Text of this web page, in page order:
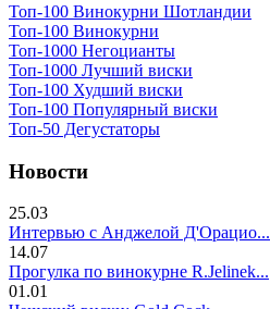
Топ-100 Винокурни Шотландии
Топ-100 Винокурни
Топ-1000 Негоцианты
Топ-1000 Лучший виски
Топ-100 Худший виски
Топ-100 Популярный виски
Топ-50 Дегустаторы
Новости
25.03
Интервью с Анджелой Д'Орацио...
14.07
Прогулка по винокурне R.Jelinek...
01.01